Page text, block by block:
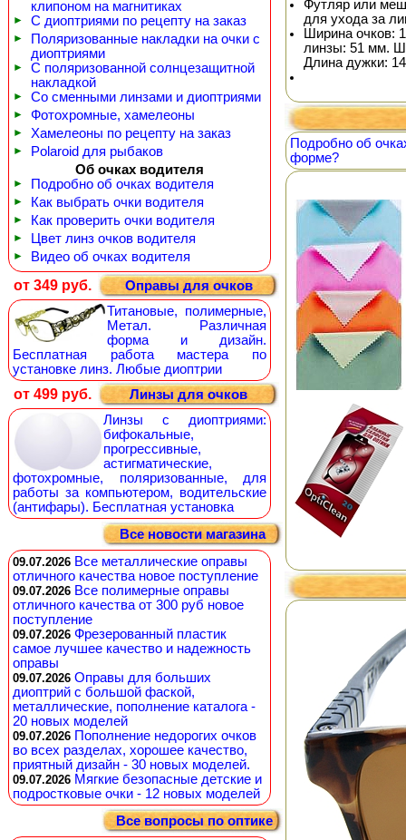
клипоном на магнитиках
► С диоптриями по рецепту на заказ
►
Поляризованные накладки на очки с
диоптриями
►
С поляризованной солнцезащитной
накладкой
► Со сменными линзами и диоптриями
► Фотохромные, хамелеоны
► Хамелеоны по рецепту на заказ
►
Polaroid для рыбаков
Об очках водителя
► Подробно об очках водителя
► Как выбрать очки водителя
► Как проверить очки водителя
► Цвет линз очков водителя
► Видео об очках водителя
от 349 руб.
Оправы для очков
Титановые, полимерные,
Метал. Различная
форма и дизайн.
Бесплатная работа мастера по
установке линз. Любые диоптрии
от 499 руб.
Линзы для очков
Линзы с диоптриями:
бифокальные,
прогрессивные,
астигматические,
фотохромные, поляризованные, для
работы за компьютером, водительские
(антифары). Бесплатная установка
Все новости магазина
09.07.2026 Все металлические оправы
отличного качества новое поступление
09.07.2026 Все полимерные оправы
отличного качества от 300 руб новое
поступление
09.07.2026 Фрезерованный пластик
самое лучшее качество и надежность
оправы
09.07.2026 Оправы для больших
диоптрий с большой фаской,
металлические, пополнение каталога -
20 новых моделей
09.07.2026 Пополнение недорогих очков
во всех разделах, хорошее качество,
приятный дизайн - 30 новых моделей.
09.07.2026 Мягкие безопасные детские и
подростковые очки - 12 новых моделей
Все вопросы по оптике
Футляр или
для ухода за
Ширина очков:
линзы: 51 мм.
Длина дужки:
Подробно об
форме?